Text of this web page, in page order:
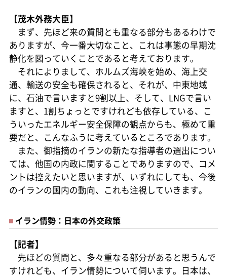
【茂木外務大臣】
まず、先ほど来の質問とも重なる部分もあるわけで
ありますが、今一番大切なこと、これは事態の早期沈
静化を図っていくことであると考えております。
それによりまして、ホルムズ海峡を始め、海上交
通、輸送の安全も確保されると、それが、中東地域
に、石油で言いますと9割以上、そして、LNGで言い
ますと、1割ちょっとですけれども依存している、こ
ういったエネルギー安全保障の観点からも、極めて重
要だと、こんなふうに考えているところであります。
また、御指摘のイランの新たな指導者の選出につい
ては、他国の内政に関することでありますので、コメ
ントは控えたいと思いますが、いずれにしても、今後
のイランの国内の動向、これも注視していきます。
イラン情勢：日本の外交政策
【記者】
先ほどの質問と、多々重なる部分があると思うんで
すけれども、イラン情勢について伺います。日本は、